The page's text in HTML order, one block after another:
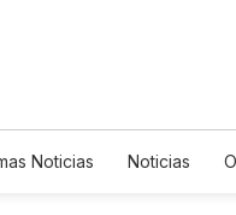
Noticias Noticias